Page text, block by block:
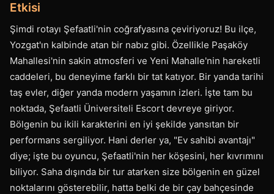
Etkisi
Şimdi rotayı Şefaatli'nin coğrafyasına çeviriyoruz! Bu ilçe,
Yozgat'ın kalbinde atan bir nabız gibi. Özellikle Paşaköy
Mahallesi'nin sakin atmosferi ve Yeni Mahalle'nin hareketli
caddeleri, bu deneyime farklı bir tat katıyor. Bir yanda tarihi
taş evler, diğer yanda modern yaşamın izleri. İşte tam bu
noktada, Şefaatli Üniversiteli Escort devreye giriyor.
Bölgenin bu ikili karakterini en iyi şekilde yansıtan bir
performans sergiliyor. Hani derler ya, "Ev sahibi avantajı"
diye; işte bu oyuncu, Şefaatli'nin her köşesini, her kıvrımını
biliyor. Saha dışında bir tur atarken size bölgenin en güzel
noktalarını gösterebilir, hatta belki de bir çay bahçesinde